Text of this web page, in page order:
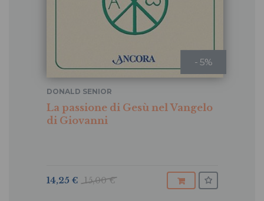
- 5%
La passione di Gesù nel Vangelo
di Giovanni
DONALD SENIOR
15,00 €
14,25 €